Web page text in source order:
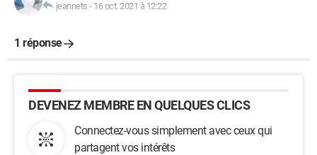
jeannets - 16 oct. 2021 à 12:22
1 réponse
DEVENEZ MEMBRE EN QUELQUES CLICS
Connectez-vous simplement avec ceux qui
partagent vos intérêts